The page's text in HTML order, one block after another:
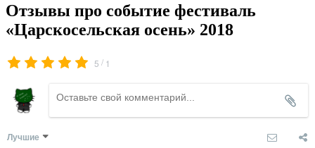
Отзывы про событие фестиваль
«Царскосельская осень» 2018
5 / 1
Лучшие